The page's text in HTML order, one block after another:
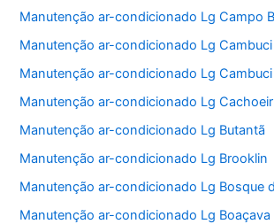
Manutenção ar-condicionado Lg Campo
Manutenção ar-condicionado Lg Cambuci
Manutenção ar-condicionado Lg Cambuci
Manutenção ar-condicionado Lg
Manutenção ar-condicionado Lg Butantã
Manutenção ar-condicionado Lg Brooklin
Manutenção ar-condicionado Lg Bosque
Manutenção ar-condicionado Lg Boaçava